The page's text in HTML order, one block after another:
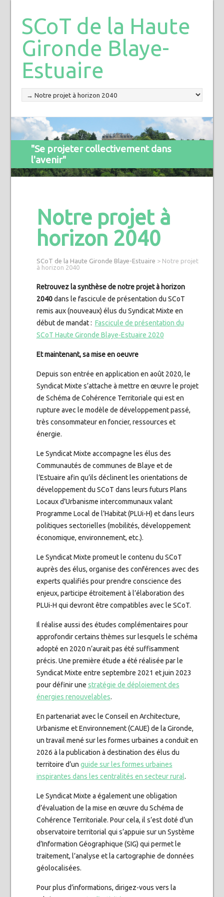
SCoT de la Haute
Gironde Blaye-
Estuaire
"Se projeter collectivement dans
l'avenir"
Notre projet à
horizon 2040
SCoT de la Haute Gironde Blaye-Estuaire > Notre projet
à horizon 2040
Retrouvez la synthèse de notre projet à horizon
2040dans le fascicule de présentation du SCoT
remis aux (nouveaux) élus du Syndicat Mixte en
début de mandat : Fascicule de présentation du
SCoT Haute Gironde Blaye-Estuaire 2020
Et maintenant, sa mise en oeuvre
Depuis son entrée en application en août 2020, le
Syndicat Mixte s’attache à mettre en œuvre le projet
de Schéma de Cohérence Territoriale qui est en
rupture avec le modèle de développement passé,
très consommateur en foncier, ressources et
énergie.
Le Syndicat Mixte accompagne les élus des
Communautés de communes de Blaye et de
l’Estuaire afin qu’ils déclinent les orientations de
développement du SCoT dans leurs futurs Plans
Locaux d’Urbanisme intercommunaux valant
Programme Local de l’Habitat (PLUi-H) et dans leurs
politiques sectorielles (mobilités, développement
économique, environnement, etc.).
Le Syndicat Mixte promeut le contenu du SCoT
auprès des élus, organise des conférences avec des
experts qualifiés pour prendre conscience des
enjeux, participe étroitement à l’élaboration des
PLUi-H qui devront être compatibles avec le SCoT.
Il réalise aussi des études complémentaires pour
approfondir certains thèmes sur lesquels le schéma
adopté en 2020 n’aurait pas été suffisamment
précis. Une première étude a été réalisée par le
Syndicat Mixte entre septembre 2021 et juin 2023
pour définir une stratégie de déploiement des
énergies renouvelables.
En partenariat avec le Conseil en Architecture,
Urbanisme et Environnement (CAUE) de la Gironde,
un travail mené sur les formes urbaines a conduit en
2026 à la publication à destination des élus du
territoire d’un guide sur les formes urbaines
inspirantes dans les centralités en secteur rural.
Le Syndicat Mixte a également une obligation
d’évaluation de la mise en œuvre du Schéma de
Cohérence Territoriale. Pour cela, il s’est doté d’un
observatoire territorial qui s’appuie sur un Système
d’Information Géographique (SIG) qui permet le
traitement, l’analyse et la cartographie de données
géolocalisées.
Pour plus d’informations, dirigez-vous vers la